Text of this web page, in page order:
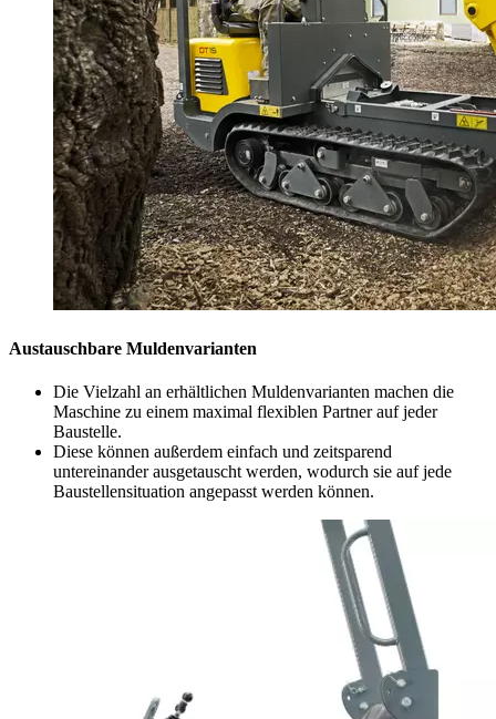
Austauschbare Muldenvarianten
Die Vielzahl an erhältlichen Muldenvarianten machen die
Maschine zu einem maximal flexiblen Partner auf jeder
Baustelle.
Diese können außerdem einfach und zeitsparend
untereinander ausgetauscht werden, wodurch sie auf jede
Baustellensituation angepasst werden können.